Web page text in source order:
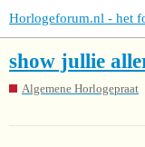
Horlogeforum.nl - het
show jullie
Algemene Horlogepraat